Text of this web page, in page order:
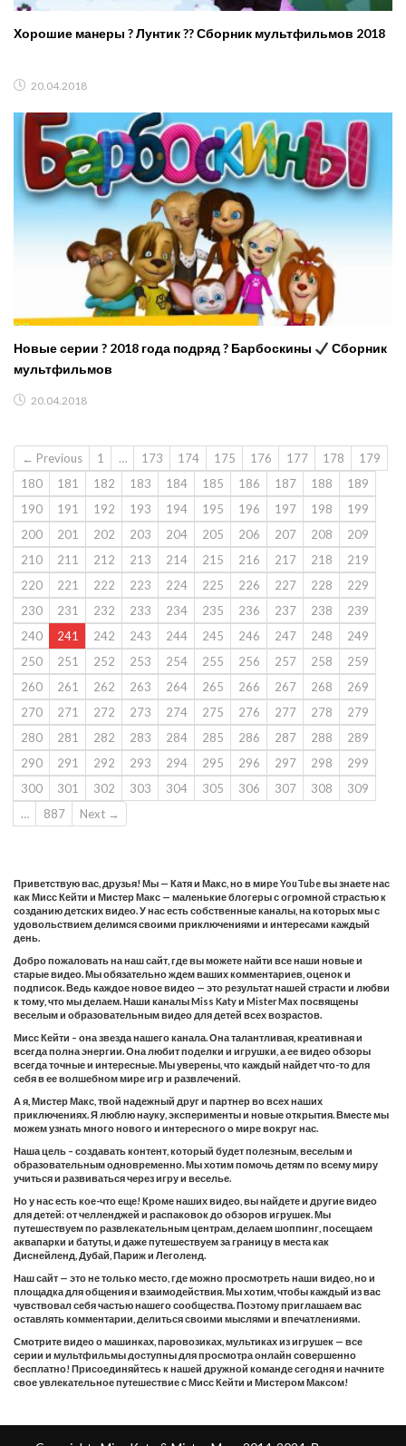
Хорошие манеры ? Лунтик ?? Сборник мультфильмов 2018
20.04.2018
Новые серии ? 2018 года подряд ? Барбоскины
Сборник
мультфильмов
20.04.2018
← Previous 1 … 173 174 175 176 177 178
179
180
181 182 183 184 185 186 187 188
189
190
191 192 193 194 195 196 197 198
199
200
201 202 203 204 205 206 207 208
209
210
211 212 213 214 215 216 217 218
219
220
221 222 223 224 225 226 227 228
229
230
231 232 233 234 235 236 237 238
239
240
241 242 243 244 245 246 247 248
249
250
251 252 253 254 255 256 257 258
259
260
261 262 263 264 265 266 267 268
269
270
271 272 273 274 275 276 277 278
279
280
281 282 283 284 285 286 287 288
289
290
291 292 293 294 295 296 297 298
299
300
301 302 303 304 305 306 307 308
309
…
887 Next →
Приветствую вас, друзья! Мы — Катя и Макс, но в мире YouTube вы знаете нас
как Мисс Кейти и Мистер Макс — маленькие блогеры с огромной страстью к
созданию детских видео. У нас есть собственные каналы, на которых мы с
удовольствием делимся своими приключениями и интересами каждый
день.
Добро пожаловать на наш сайт, где вы можете найти все наши новые и
старые видео. Мы обязательно ждем ваших комментариев, оценок и
подписок. Ведь каждое новое видео — это результат нашей страсти и любви
к тому, что мы делаем. Наши каналы Miss Katy и Mister Max посвящены
веселым и образовательным видео для детей всех возрастов.
Мисс Кейти – она звезда нашего канала. Она талантливая, креативная и
всегда полна энергии. Она любит поделки и игрушки, а ее видео обзоры
всегда точные и интересные. Мы уверены, что каждый найдет что-то для
себя в ее волшебном мире игр и развлечений.
А я, Мистер Макс, твой надежный друг и партнер во всех наших
приключениях. Я люблю науку, эксперименты и новые открытия. Вместе мы
можем узнать много нового и интересного о мире вокруг нас.
Наша цель – создавать контент, который будет полезным, веселым и
образовательным одновременно. Мы хотим помочь детям по всему миру
учиться и развиваться через игру и веселье.
Но у нас есть кое-что еще! Кроме наших видео, вы найдете и другие видео
для детей: от челленджей и распаковок до обзоров игрушек. Мы
путешествуем по развлекательным центрам, делаем шоппинг, посещаем
аквапарки и батуты, и даже путешествуем за границу в места как
Диснейленд, Дубай, Париж и Леголенд.
Наш сайт — это не только место, где можно просмотреть наши видео, но и
площадка для общения и взаимодействия. Мы хотим, чтобы каждый из вас
чувствовал себя частью нашего сообщества. Поэтому приглашаем вас
оставлять комментарии, делиться своими мыслями и впечатлениями.
Смотрите видео о машинках, паровозиках, мультиках из игрушек — все
серии и мультфильмы доступны для просмотра онлайн совершенно
бесплатно! Присоединяйтесь к нашей дружной команде сегодня и начните
свое увлекательное путешествие с Мисс Кейти и Мистером Максом!